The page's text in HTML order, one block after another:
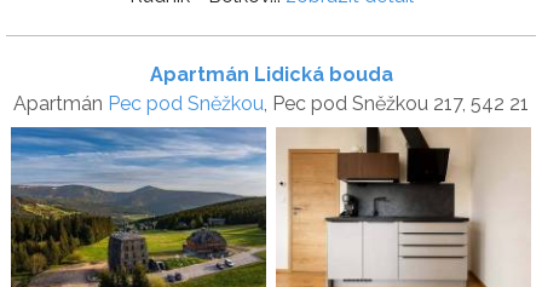
Apartmán Lidická bouda
Apartmán Pec pod Sněžkou , Pec pod Sněžkou 217, 542 21